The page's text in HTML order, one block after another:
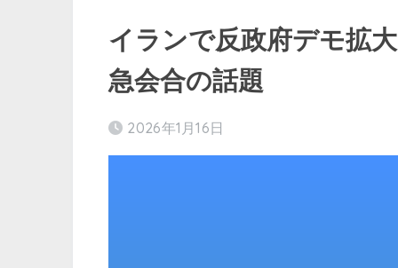
イランで反政府デモ拡
急会合の話題
2026年1月16日